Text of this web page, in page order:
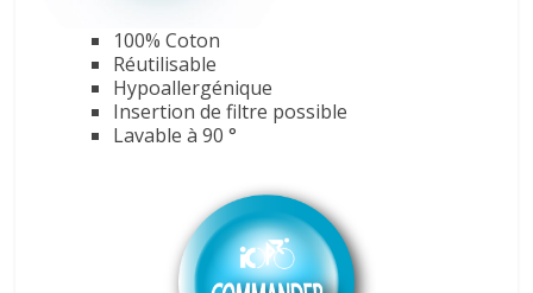
100% Coton
Réutilisable
Hypoallergénique
Insertion de filtre possible
Lavable à 90 °